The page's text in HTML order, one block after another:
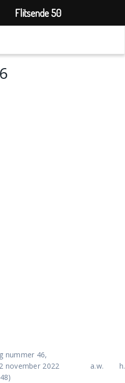
nummer 46,
november 2022
a.w.
Flitsende 50